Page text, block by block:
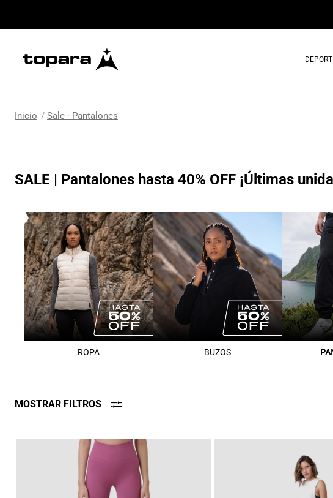
Sale - Pantalones
SALE | Pantalones hasta 40% OFF ¡Últimas
ROPA BUZOS
MOSTRAR FILTROS